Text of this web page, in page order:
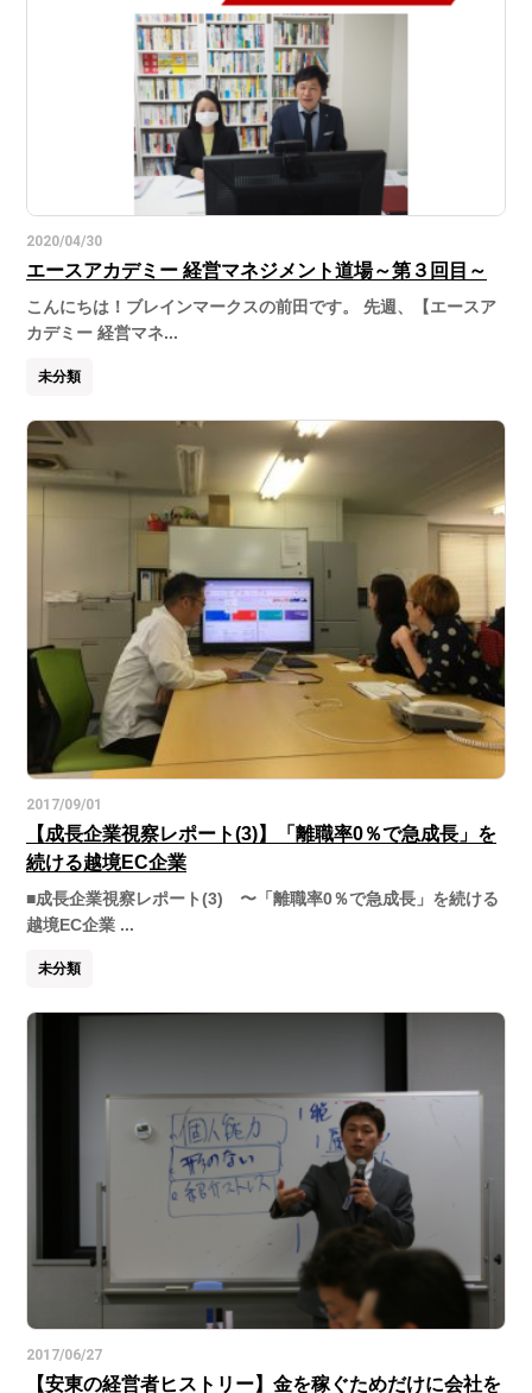
2020/04/30
エースアカデミー 経営マネジメント道場～第３回目～
こんにちは！ブレインマークスの前田です。 先週、【エースア
カデミー 経営マネ...
未分類
2017/09/01
【成長企業視察レポート(3)】「離職率0％で急成長」を
続ける越境EC企業
■成長企業視察レポート(3) 〜「離職率0％で急成長」を続ける
越境EC企業 ...
未分類
2017/06/27
【安東の経営者ヒストリー】金を稼ぐためだけに会社を